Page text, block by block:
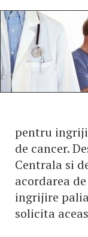
pentru
de cancer.
Centrala si
acordarea
ingrijire
solicita